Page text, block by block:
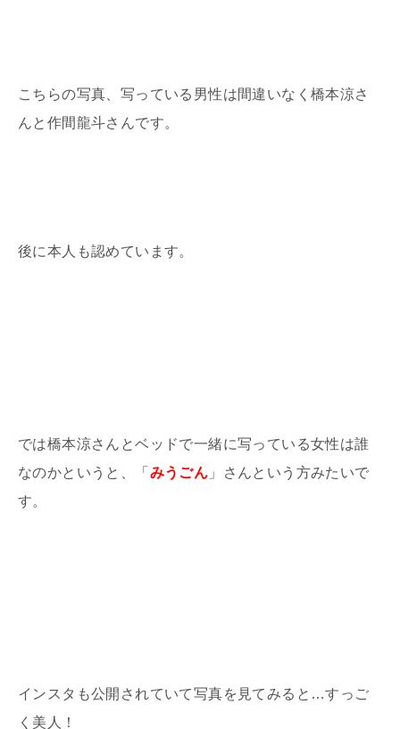
こちらの写真、写っている男性は間違いなく橋本涼さ
んと作間龍斗さんです。
後に本人も認めています。
では橋本涼さんとベッドで一緒に写っている女性は誰
なのかというと、「 みうごん 」さんという方みたいで
す。
インスタも公開されていて写真を見てみると…すっご
く美人！